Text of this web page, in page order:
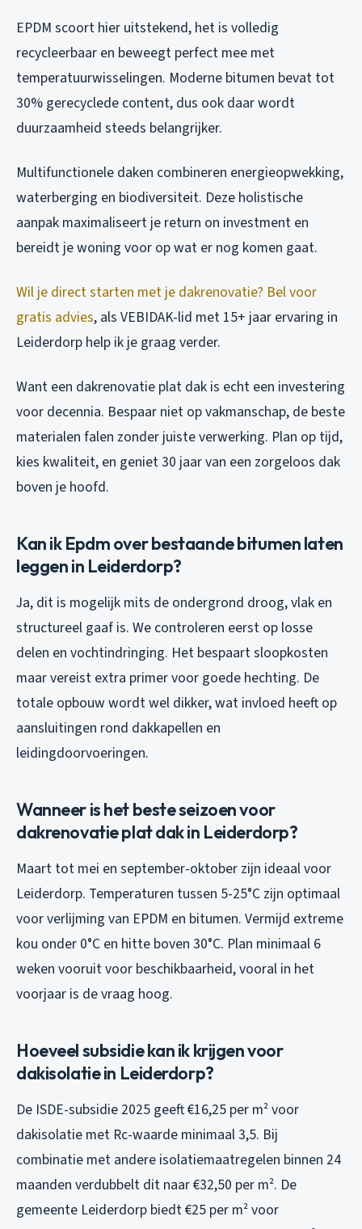
EPDM scoort hier uitstekend, het is volledig
recycleerbaar en beweegt perfect mee met
temperatuurwisselingen. Moderne bitumen bevat tot
30% gerecyclede content, dus ook daar wordt
duurzaamheid steeds belangrijker.
Multifunctionele daken combineren energieopwekking,
waterberging en biodiversiteit. Deze holistische
aanpak maximaliseert je return on investment en
bereidt je woning voor op wat er nog komen gaat.
Wil je direct starten met je dakrenovatie? Bel voor
gratis advies, als VEBIDAK-lid met 15+ jaar ervaring in
Leiderdorp help ik je graag verder.
Want een dakrenovatie plat dak is echt een investering
voor decennia. Bespaar niet op vakmanschap, de beste
materialen falen zonder juiste verwerking. Plan op tijd,
kies kwaliteit, en geniet 30 jaar van een zorgeloos dak
boven je hoofd.
Kan ik Epdm over bestaande bitumen laten
leggen in Leiderdorp?
Ja, dit is mogelijk mits de ondergrond droog, vlak en
structureel gaaf is. We controleren eerst op losse
delen en vochtindringing. Het bespaart sloopkosten
maar vereist extra primer voor goede hechting. De
totale opbouw wordt wel dikker, wat invloed heeft op
aansluitingen rond dakkapellen en
leidingdoorvoeringen.
Wanneer is het beste seizoen voor
dakrenovatie plat dak in Leiderdorp?
Maart tot mei en september-oktober zijn ideaal voor
Leiderdorp. Temperaturen tussen 5-25°C zijn optimaal
voor verlijming van EPDM en bitumen. Vermijd extreme
kou onder 0°C en hitte boven 30°C. Plan minimaal 6
weken vooruit voor beschikbaarheid, vooral in het
voorjaar is de vraag hoog.
Hoeveel subsidie kan ik krijgen voor
dakisolatie in Leiderdorp?
De ISDE-subsidie 2025 geeft €16,25 per m² voor
dakisolatie met Rc-waarde minimaal 3,5. Bij
combinatie met andere isolatiemaatregelen binnen 24
maanden verdubbelt dit naar €32,50 per m². De
gemeente Leiderdorp biedt €25 per m² voor